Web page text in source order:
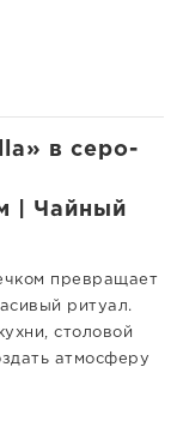
в серо-
| Чайный
превращает
ритуал.
столовой
атмосферу